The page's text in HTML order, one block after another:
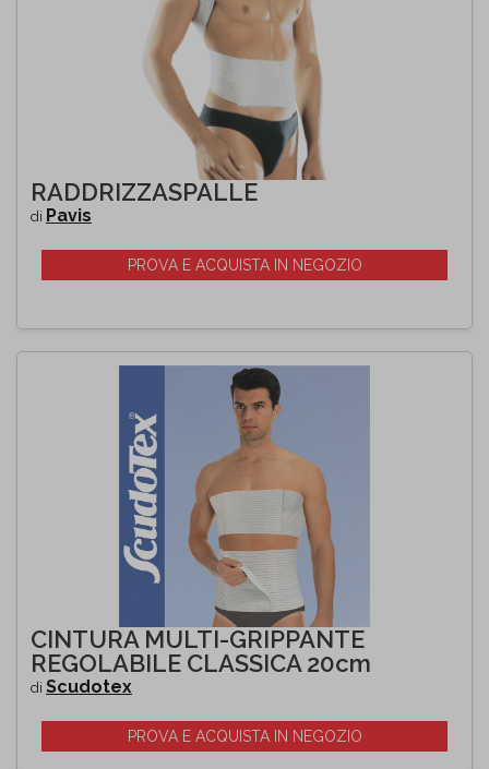
RADDRIZZASPALLE
di Pavis
PROVA E ACQUISTA IN NEGOZIO
CINTURA MULTI-GRIPPANTE
REGOLABILE CLASSICA 20cm
di Scudotex
PROVA E ACQUISTA IN NEGOZIO